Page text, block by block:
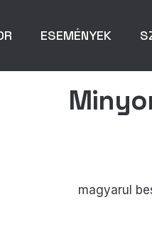
ESEMÉNYEK
magyarul